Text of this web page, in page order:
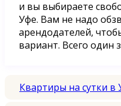
и вы выбираете
Уфе. Вам не надо
арендодателей,
вариант. Всего один
Квартиры на сутки в